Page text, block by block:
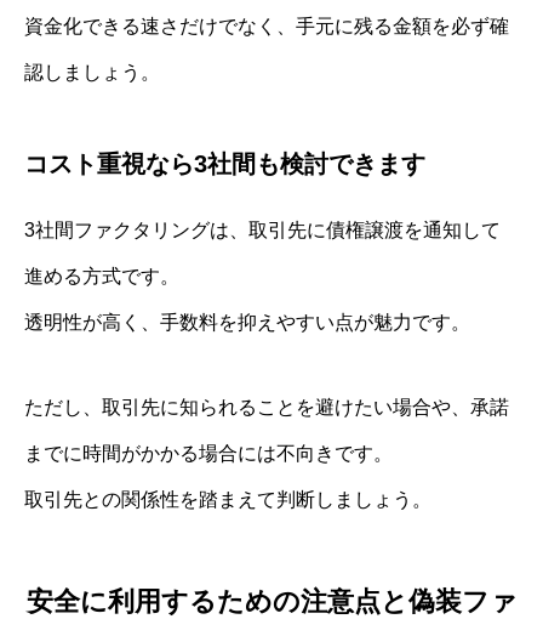
資金化できる速さだけでなく、手元に残る金額を必ず確
認しましょう。
コスト重視なら3社間も検討できます
3社間ファクタリングは、取引先に債権譲渡を通知して
進める方式です。
透明性が高く、手数料を抑えやすい点が魅力です。
ただし、取引先に知られることを避けたい場合や、承諾
までに時間がかかる場合には不向きです。
取引先との関係性を踏まえて判断しましょう。
安全に利用するための注意点と偽装ファ